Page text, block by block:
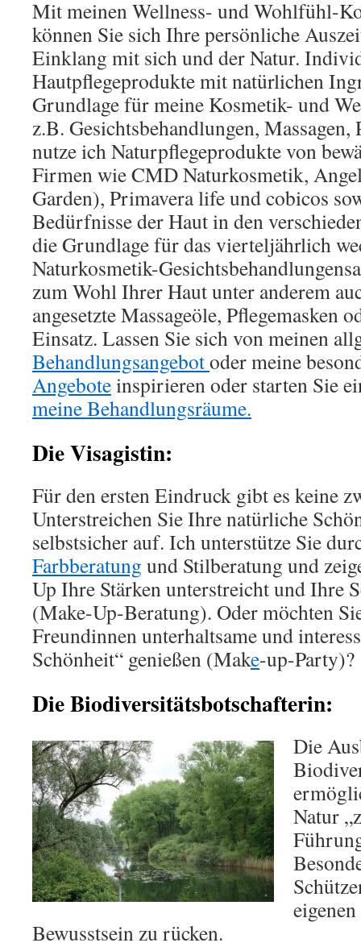
Mit meinen Wellness- und Wohlfühl-
können Sie sich Ihre persönliche
Einklang mit sich und der Natur.
Hautpflegeprodukte mit natürlichen
Grundlage für meine Kosmetik- und
z.B. Gesichtsbehandlungen,
nutze ich Naturpflegeprodukte von
Firmen wie CMD Naturkosmetik,
Garden), Primavera life und cobicos
Bedürfnisse der Haut in den
die Grundlage für das vierteljährlich
Naturkosmetik-
zum Wohl Ihrer Haut unter anderem
angesetzte Massageöle, Pflegemasken
Einsatz. Lassen Sie sich von meinen
Behandlungsangebotoder meine
Angeboteinspirieren oder starten Sie
meine Behandlungsräume.
Die Visagistin:
Für den ersten Eindruck gibt es keine
Unterstreichen Sie Ihre natürliche
selbstsicher auf. Ich unterstütze Sie
Farbberatung und Stilberatung und
Up Ihre Stärken unterstreicht und Ihre
(Make-Up-Beratung). Oder möchten
Freundinnen unterhaltsame und
Schönheit“ genießen (Make-up-Party)?
Die Biodiversitätsbotschafterin:
Die
Natur
Bewusstsein zu rücken.